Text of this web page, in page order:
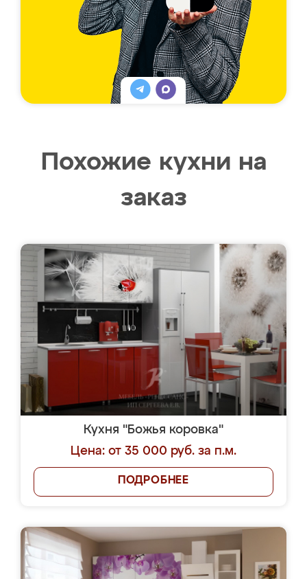
Похожие кухни на
заказ
Кухня "Божья коровка"
Цена: от 35 000 руб. за п.м.
ПОДРОБНЕЕ